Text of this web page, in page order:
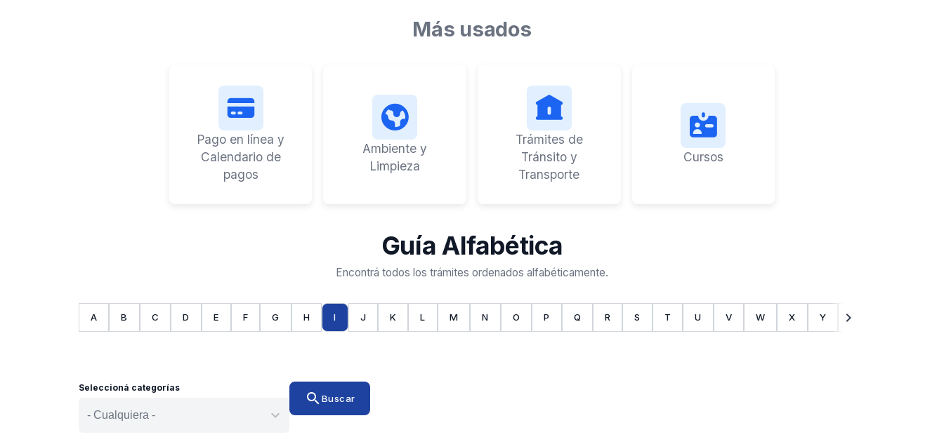
Más usados
Pago en línea y
Calendario de
pagos
Ambiente y
Limpieza
Trámites de
Tránsito y
Transporte
Cursos
Guía Alfabética
Encontrá todos los trámites ordenados alfabéticamente.
chevron_left
A B C D E F G H I J K L M N O P Q R S T U V W X Y Z
chevron_right
Seleccioná categorías
searchBuscar